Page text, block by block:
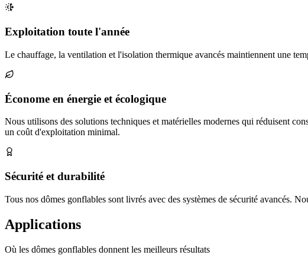
Exploitation toute l'année
Le chauffage, la ventilation et l'isolation thermique avancés maintiennent une
Économe en énergie et écologique
Nous utilisons des solutions techniques et matérielles modernes qui réduisent
un coût d'exploitation minimal.
Sécurité et durabilité
Tous nos dômes gonflables sont livrés avec des systèmes de sécurité avancés.
Applications
Où les dômes gonflables donnent les meilleurs résultats